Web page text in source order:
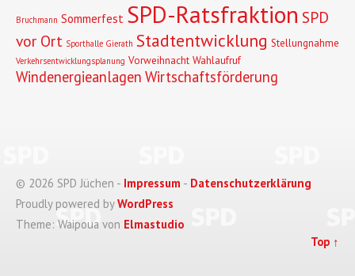
Bruchmann Sommerfest SPD-Ratsfraktion SPD
vor Ort Sporthalle Gierath Stadtentwicklung Stellungnahme
Verkehrsentwicklungsplanung Vorweihnacht Wahlaufruf
Windenergieanlagen Wirtschaftsförderung
© 2026 SPD Jüchen - Impressum - Datenschutzerklärung
Proudly powered byWordPress
Theme: Waipoua von Elmastudio
Top ↑